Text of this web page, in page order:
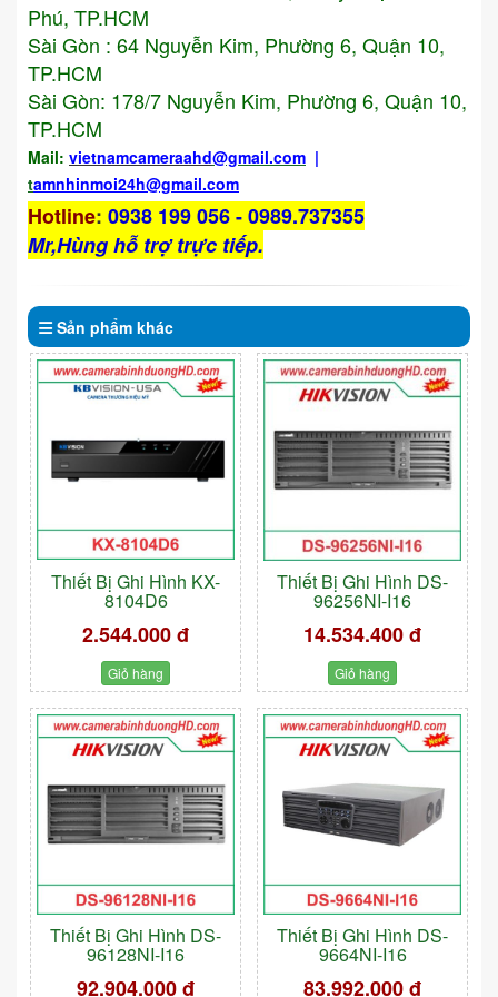
Phú, TP.HCM
Sài Gòn : 64 Nguyễn Kim, Phường 6, Quận 10,
TP.HCM
Sài Gòn: 178/7 Nguyễn Kim, Phường 6, Quận 10,
TP.HCM
Mail: vietnamcameraahd@gmail.com |
tamnhinmoi24h@gmail.com
Hotline: 0938 199 056 - 0989.737355
Mr,Hùng hỗ trợ trực tiếp.
Sản phẩm khác
Thiết Bị Ghi Hình KX-
8104D6
2.544.000 đ
Giỏ hàng
Thiết Bị Ghi Hình DS-
96256NI-I16
14.534.400 đ
Giỏ hàng
Thiết Bị Ghi Hình DS-
96128NI-I16
92.904.000 đ
Thiết Bị Ghi Hình DS-
9664NI-I16
83.992.000 đ